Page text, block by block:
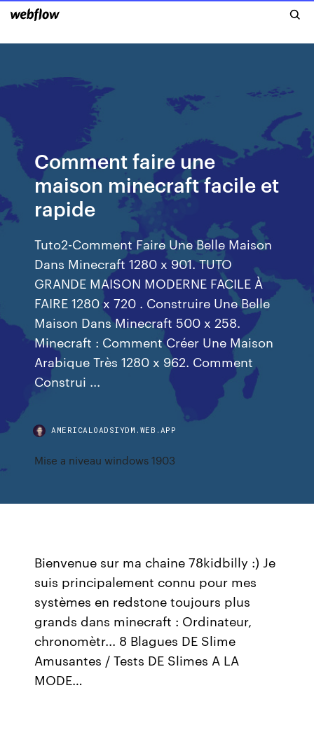
Comment faire une
maison minecraft facile et
rapide
Tuto2-Comment Faire Une Belle Maison
Dans Minecraft 1280 x 901. TUTO
GRANDE MAISON MODERNE FACILE À
FAIRE 1280 x 720 . Construire Une Belle
Maison Dans Minecraft 500 x 258.
Minecraft : Comment Créer Une Maison
Arabique Très 1280 x 962. Comment
Construi ...
AMERICALOADSIYDM.WEB.APP
Mise a niveau windows 1903
Bienvenue sur ma chaine 78kidbilly :) Je
suis principalement connu pour mes
systèmes en redstone toujours plus
grands dans minecraft : Ordinateur,
chronomètr... 8 Blagues DE Slime
Amusantes / Tests DE Slimes A LA
MODE…